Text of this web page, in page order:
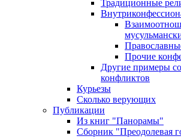
Традиционные
Прочие
Другие примеры
конфликтов
Курьезы
Сколько верующих
Публикации
Из книг "Панорамы"
Сборник "Преодолевая